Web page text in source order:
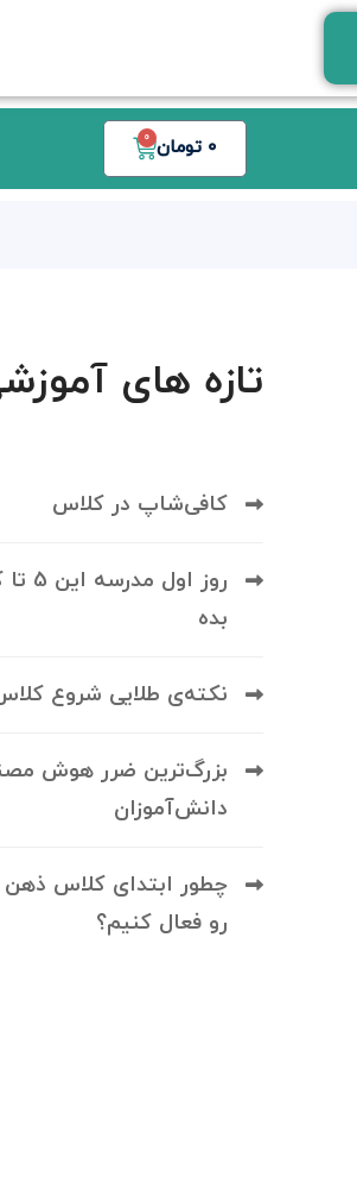
0 تومان 0
تازه های
کافی‌شاپ در کلاس
روز
بده
نکته‌ی طلایی شروع
بزرگ‌ترین ضرر هوش
دانش‌آموزان
چطور ابتدای کلاس ذهن
رو فعال کنیم؟